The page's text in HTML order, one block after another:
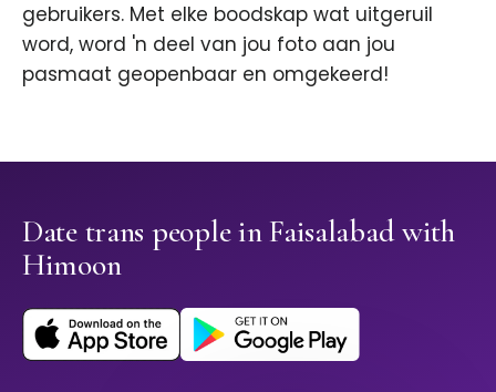
gebruikers. Met elke boodskap wat uitgeruil
word, word 'n deel van jou foto aan jou
pasmaat geopenbaar en omgekeerd!
Date trans people in Faisalabad with
Himoon